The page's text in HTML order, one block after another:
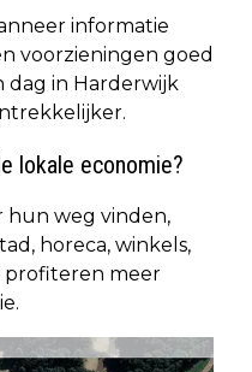
informatie
voorzieningen goed
dag in Harderwijk
lokale economie?
hun weg vinden,
horeca, winkels,
profiteren meer